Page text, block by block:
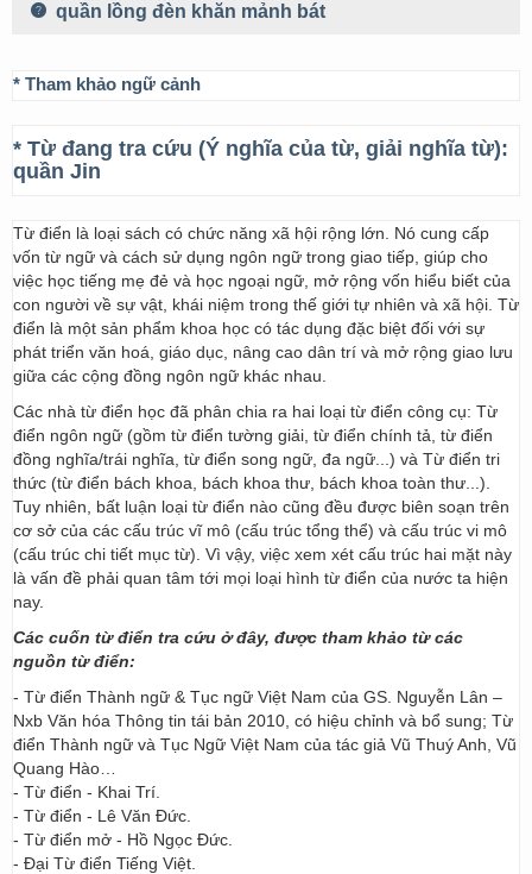
quần lồng đèn khăn mảnh bát
* Tham khảo ngữ cảnh
* Từ đang tra cứu (Ý nghĩa của từ, giải nghĩa từ):
quần Jin
Từ điển là loại sách có chức năng xã hội rộng lớn. Nó cung cấp
vốn từ ngữ và cách sử dụng ngôn ngữ trong giao tiếp, giúp cho
việc học tiếng mẹ đẻ và học ngoại ngữ, mở rộng vốn hiểu biết của
con người về sự vật, khái niệm trong thế giới tự nhiên và xã hội. Từ
điển là một sản phẩm khoa học có tác dụng đặc biệt đối với sự
phát triển văn hoá, giáo dục, nâng cao dân trí và mở rộng giao lưu
giữa các cộng đồng ngôn ngữ khác nhau.
Các nhà từ điển học đã phân chia ra hai loại từ điển công cụ: Từ
điển ngôn ngữ (gồm từ điển tường giải, từ điển chính tả, từ điển
đồng nghĩa/trái nghĩa, từ điển song ngữ, đa ngữ...) và Từ điển tri
thức (từ điển bách khoa, bách khoa thư, bách khoa toàn thư...).
Tuy nhiên, bất luận loại từ điển nào cũng đều được biên soạn trên
cơ sở của các cấu trúc vĩ mô (cấu trúc tổng thể) và cấu trúc vi mô
(cấu trúc chi tiết mục từ). Vì vậy, việc xem xét cấu trúc hai mặt này
là vấn đề phải quan tâm tới mọi loại hình từ điển của nước ta hiện
nay.
Các cuốn từ điển tra cứu ở đây, được tham khảo từ các
nguồn từ điển:
- Từ điển Thành ngữ & Tục ngữ Việt Nam của GS. Nguyễn Lân –
Nxb Văn hóa Thông tin tái bản 2010, có hiệu chỉnh và bổ sung; Từ
điển Thành ngữ và Tục Ngữ Việt Nam của tác giả Vũ Thuý Anh, Vũ
Quang Hào…
- Từ điển - Khai Trí.
- Từ điển - Lê Văn Đức.
- Từ điển mở - Hồ Ngọc Đức.
- Đại Từ điển Tiếng Việt.